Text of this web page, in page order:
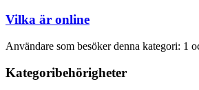
Vilka är online
Användare som besöker denna kategori: 1
Kategoribehörigheter